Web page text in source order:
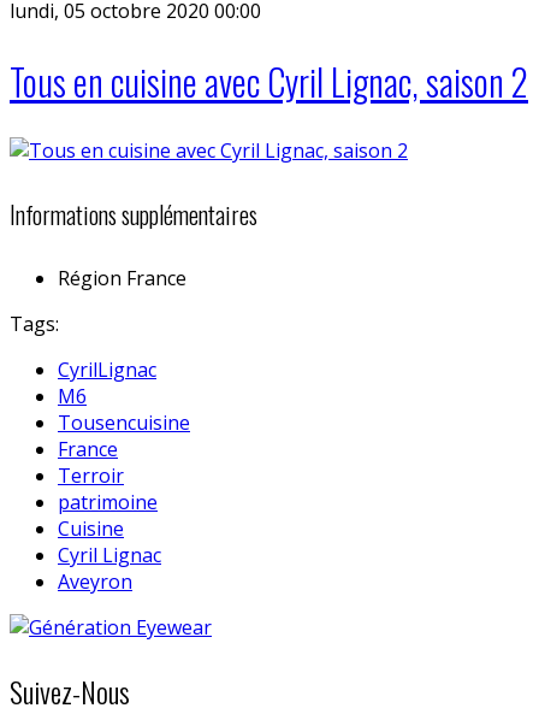
lundi, 05 octobre 2020 00:00
Tous en cuisine avec Cyril Lignac, saison 2
Informations supplémentaires
Région France
Tags:
CyrilLignac
M6
Tousencuisine
France
Terroir
patrimoine
Cuisine
Cyril Lignac
Aveyron
Suivez-Nous